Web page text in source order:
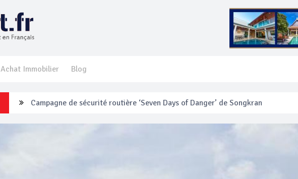
Achat Immobilier Blog
Un touriste français blessé en se faisant arracher son collier en or
Phuket Peranakan Festival
Phuket augmente les prix des bateaux vers Koh Phi Phi et des excursions en mer